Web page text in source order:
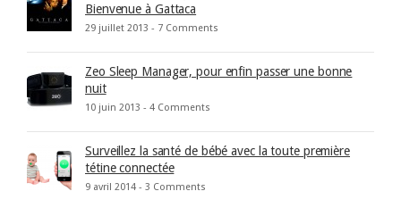
Bienvenue à Gattaca
29 juillet 2013 - 7 Comments
Zeo Sleep Manager, pour enfin passer une bonne
nuit
10 juin 2013 - 4 Comments
Surveillez la santé de bébé avec la toute première
tétine connectée
9 avril 2014 - 3 Comments